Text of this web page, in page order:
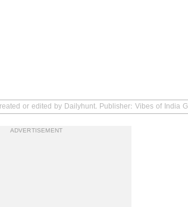
or edited by Dailyhunt. Publisher: Vibes of India
ADVERTISEMENT